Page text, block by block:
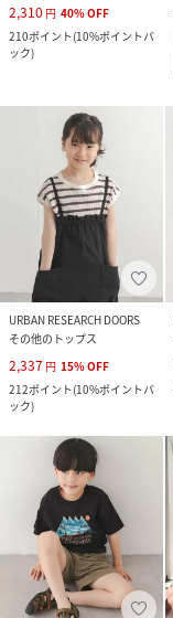
2,310 円 40%OFF
210ポイント(10%ポイントバ
ック)
URBAN RESEARCH DOORS
その他のトップス
2,337 円 15%OFF
212ポイント(10%ポイントバ
ック)